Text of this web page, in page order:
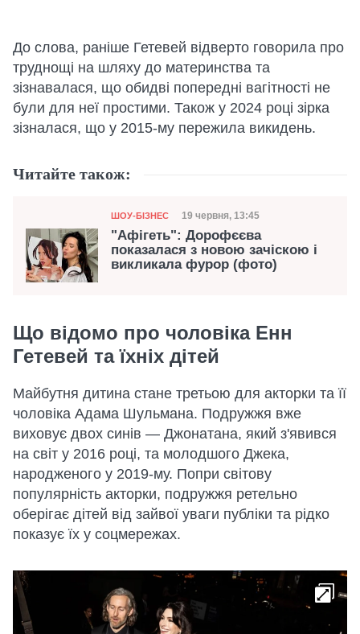
До слова, раніше Гетевей відверто говорила про
труднощі на шляху до материнства та
зізнавалася, що обидві попередні вагітності не
були для неї простими. Також у 2024 році зірка
зізналася, що у 2015-му пережила викидень.
Читайте також:
Категорія
ШОУ-БІЗНЕС Дата публікації
19 червня, 13:45
"Афігеть": Дорофєєва
показалася з новою зачіскою і
викликала фурор (фото)
Що відомо про чоловіка Енн
Гетевей та їхніх дітей
Майбутня дитина стане третьою для акторки та її
чоловіка Адама Шульмана. Подружжя вже
виховує двох синів — Джонатана, який з'явився
на світ у 2016 році, та молодшого Джека,
народженого у 2019-му. Попри світову
популярність акторки, подружжя ретельно
оберігає дітей від зайвої уваги публіки та рідко
показує їх у соцмережах.